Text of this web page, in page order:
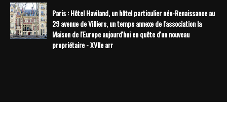
Paris : Hôtel Haviland, un hôtel particulier néo-Renaissance au
29 avenue de Villiers, un temps annexe de l'association la
Maison de l'Europe aujourd'hui en quête d'un nouveau
propriétaire - XVIIe arr